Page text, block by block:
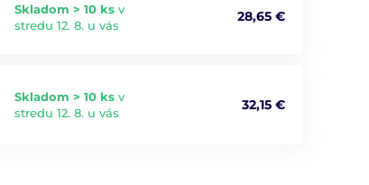
Skladom > 10 ks v
stredu 12. 8. u vás
28,65 €
Skladom > 10 ks v
stredu 12. 8. u vás
32,15 €